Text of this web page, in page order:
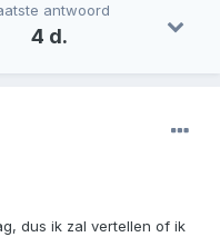
antwoord
4 d.
dus ik zal vertellen of ik